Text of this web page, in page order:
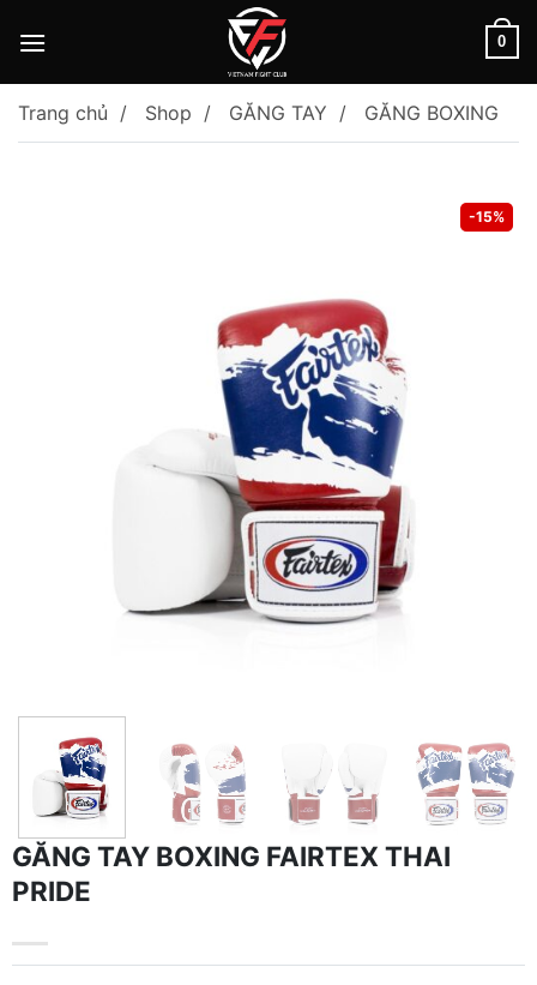
0
Trang chủ Shop GĂNG TAY GĂNG BOXING
-15%
GĂNG TAY BOXING FAIRTEX THAI
PRIDE